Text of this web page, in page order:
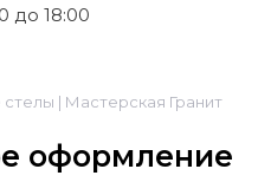
до 18:00
| Мастерская Гранит
оформление